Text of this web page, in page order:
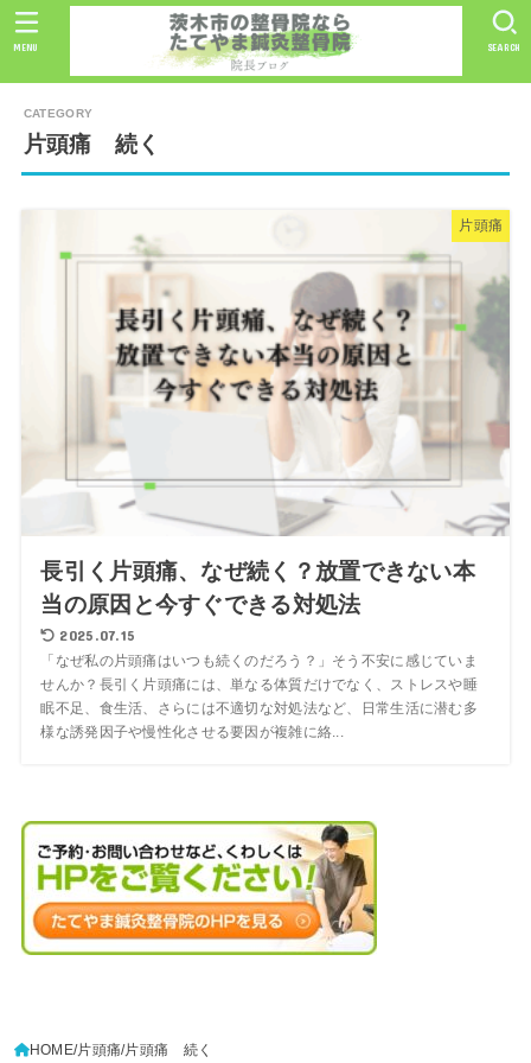
SEARCH
MENU
片頭痛 続く
片頭痛
長引く片頭痛、なぜ続く？放置できない本
当の原因と今すぐできる対処法
2025.07.15
「なぜ私の片頭痛はいつも続くのだろう？」そう不安に感じていま
せんか？長引く片頭痛には、単なる体質だけでなく、ストレスや睡
眠不足、食生活、さらには不適切な対処法など、日常生活に潜む多
様な誘発因子や慢性化させる要因が複雑に絡...
HOME 片頭痛 片頭痛 続く